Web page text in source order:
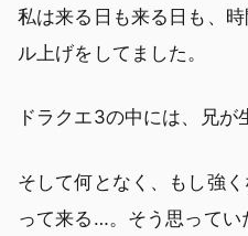
私は来る日も来る日も、
ル上げをしてました。
ドラクエ3の中には、兄が
そして何となく、もし強
って来る…。そう思ってい